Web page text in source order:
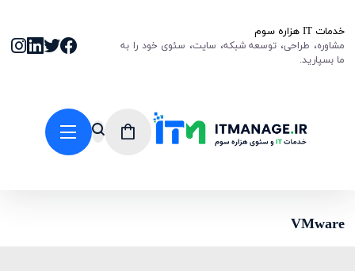
خدمات IT هزاره سوم
مشاوره، طراحی، توسعه شبکه، سایت، سئوی خود را به
ما بسپارید.
VMware